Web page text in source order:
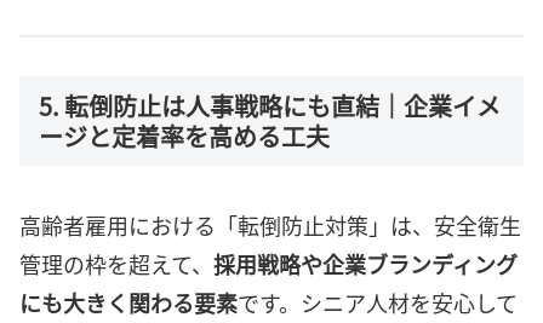
5. 転倒防止は人事戦略にも直結｜企業イメ
ージと定着率を高める工夫
高齢者雇用における「転倒防止対策」は、安全衛生
管理の枠を超えて、 採用戦略や企業ブランディング
にも大きく関わる要素です。シニア人材を安心して